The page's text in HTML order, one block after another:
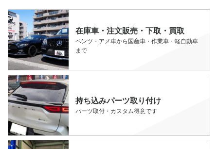
在庫車・注文販売・下取・買取
ベンツ・アメ車から国産車・作業車・軽自動車
まで
持ち込みパーツ取り付け
パーツ取付・カスタム得意です